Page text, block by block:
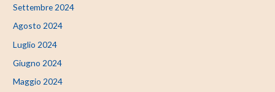
Settembre 2024
Agosto 2024
Luglio 2024
Giugno 2024
Maggio 2024